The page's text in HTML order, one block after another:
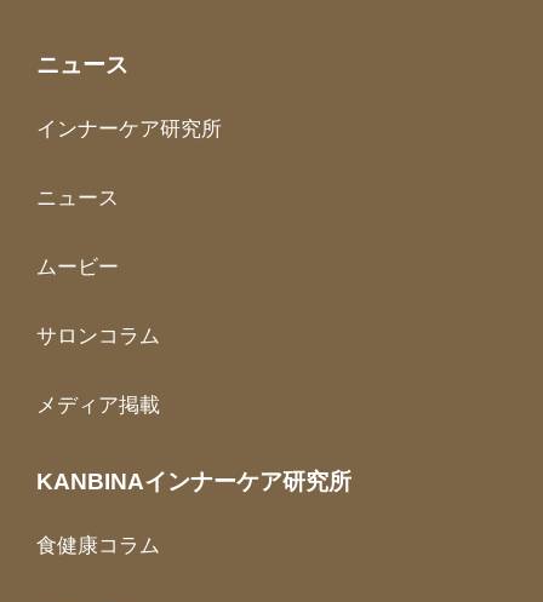
ニュース
インナーケア研究所
ニュース
ムービー
サロンコラム
メディア掲載
KANBINAインナーケア研究所
食健康コラム